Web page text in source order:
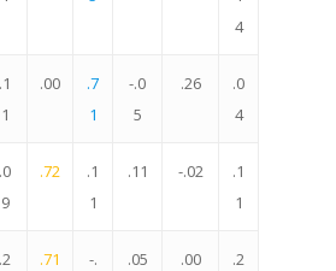
4
.1
1
.00
.7
1
-.0
5
.26
.0
4
.0
9
.72
.1
1
.11 -.02
.1
1
.2
.71
-.
.05 .00
.2